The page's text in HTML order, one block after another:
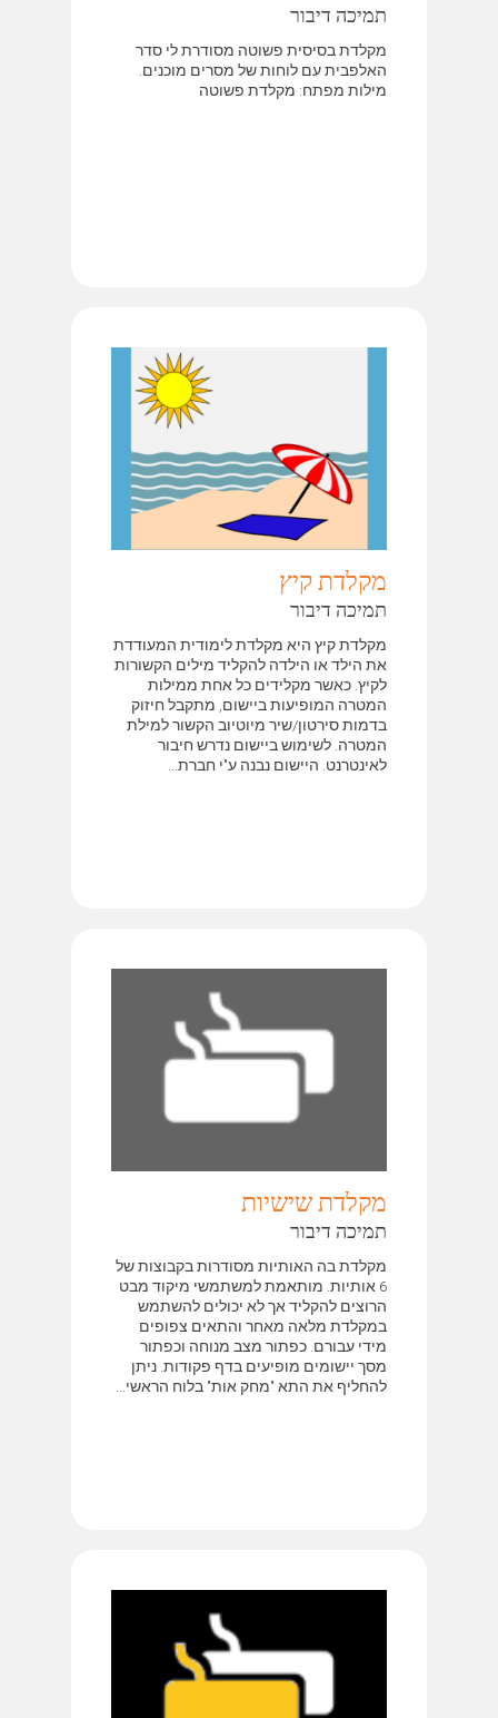
תמיכה דיבור
מקלדת בסיסית פשוטה מסודרת לי סדר
האלפבית עם לוחות של מסרים מוכנים.
מילות מפתח: מקלדת פשוטה
מקלדת קיץ
תמיכה דיבור
מקלדת קיץ היא מקלדת לימודית המעודדת
את הילד או הילדה להקליד מילים הקשורות
לקיץ. כאשר מקלידים כל אחת ממילות
המטרה המופיעות ביישום, מתקבל חיזוק
בדמות סירטון/שיר מיוטיוב הקשור למילת
המטרה. לשימוש ביישום נדרש חיבור
לאינטרנט. היישום נבנה ע"י חברת...
מקלדת שישיות
תמיכה דיבור
מקלדת בה האותיות מסודרות בקבוצות של
6 אותיות. מותאמת למשתמשי מיקוד מבט
הרוצים להקליד אך לא יכולים להשתמש
במקלדת מלאה מאחר והתאים צפופים
מידי עבורם. כפתור מצב מנוחה וכפתור
מסך יישומים מופיעים בדף פקודות. ניתן
להחליף את התא "מחק אות" בלוח הראשי...